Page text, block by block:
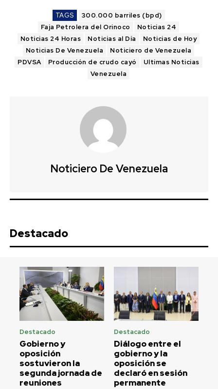
TAGS
300.000 barriles (bpd)
Faja Petrolera del Orinoco
Noticias 24
Noticias 24 Horas
Noticias al Día
Noticias de Hoy
Noticias De Venezuela
Noticiero de Venezuela
PDVSA
Producción de crudo cayó
Ultimas Noticias
Venezuela
Noticiero De Venezuela
Destacado
Destacado
Gobierno y
oposición
sostuvieron la
segunda jornada de
reuniones
Destacado
Diálogo entre el
gobierno y la
oposición se
declaró en sesión
permanente